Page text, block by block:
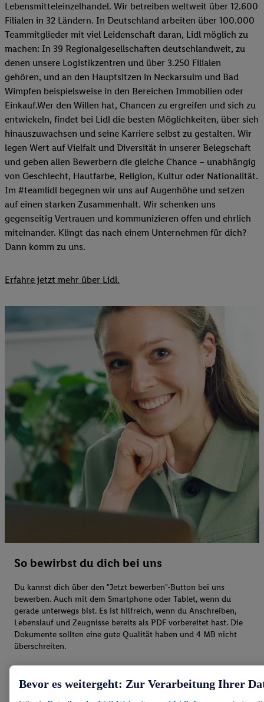
Lebensmitteleinzelhandel. Wir betreiben weltweit über 12.600
Filialen in 32 Ländern. In Deutschland arbeiten über 100.000
Teammitglieder mit viel Leidenschaft daran, Lidl möglich zu
machen: In 39 Regionalgesellschaften deutschlandweit, zu
denen unsere Logistikzentren und über 3.250 Filialen
gehören, und an den Hauptsitzen in Neckarsulm und Bad
Wimpfen beispielsweise in den Bereichen Immobilien oder
Einkauf.Wer den Willen hat, Chancen zu ergreifen und sich zu
entwickeln, findet bei Lidl die besten Möglichkeiten, über sich
hinauszuwachsen und seine Karriere selbst zu gestalten. Wir
legen Wert auf Vielfalt und Diversität in unserer Belegschaft
und geben allen Bewerbern die gleiche Chance – unabhängig
von Geschlecht, Hautfarbe, Religion, Kultur oder Nationalität.
Im #teamlidl begegnen wir uns auf Augenhöhe und setzen
auf einen starken Zusammenhalt. Wir schenken uns
gegenseitig Vertrauen und kommunizieren offen und ehrlich
miteinander. Klingt das nach einem Unternehmen für dich?
Dann komm zu uns.​
Erfahre jetzt mehr über Lidl.
So bewirbst du dich bei uns
Du kannst dich über den "Jetzt bewerben"-Button bei uns
bewerben. Auch mit dem Smartphone oder Tablet, wenn du
gerade unterwegs bist. Es ist hilfreich, wenn du Anschreiben,
Lebenslauf und Zeugnisse bereits als PDF vorbereitet hast. Die
Dokumente sollten eine gute Qualität haben und 4 MB nicht
überschreiten.
Bevor es weitergeht: Zur Verarbeitung Ihrer